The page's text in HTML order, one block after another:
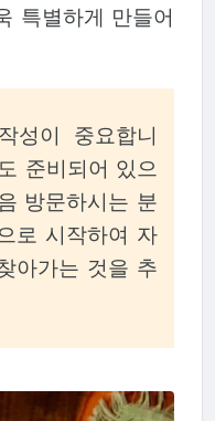
특별하게 만들어
성이 중요합니
준비되어 있으
방문하시는 분
로 시작하여 자
아가는 것을 추